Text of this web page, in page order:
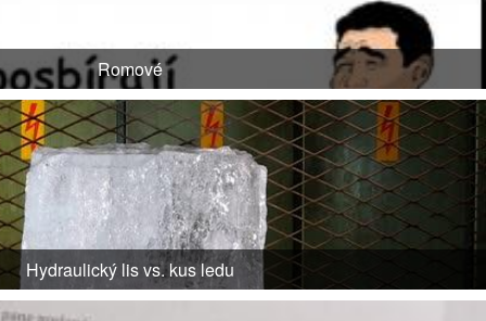
Romové
Hydraulický lis vs. kus ledu